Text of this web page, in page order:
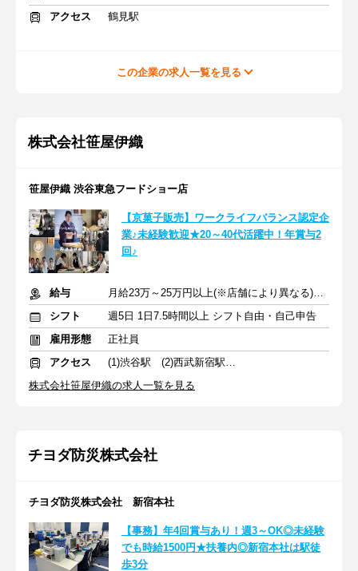
アクセス
鶴見駅
この企業の求人一覧を見る
株式会社笹屋伊織
笹屋伊織 渋谷東急フードショー店
【京菓子販売】ワークライフバランス認定企
業♪未経験歓迎★20～40代活躍中！年賞与2
回♪
給与
月給23万～25万円以上(※店舗により異なる)+賞与+交通費支給
シフト
週5日 1日7.5時間以上 シフト自由・自己申告
雇用形態
正社員
アクセス
(1)渋谷駅 (2)西武新宿駅 (3)日吉駅
株式会社笹屋伊織の求人一覧を見る
チヨダ防災株式会社
チヨダ防災株式会社 新宿本社
【事務】年4回賞与あり！週3～OK◎未経験
でも時給1500円★扶養内◎新宿本社は駅徒
歩3分